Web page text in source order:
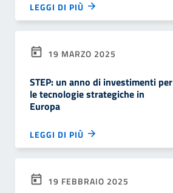
LEGGI DI PIÙ
19 MARZO 2025
STEP: un anno di investimenti per
le tecnologie strategiche in
Europa
LEGGI DI PIÙ
19 FEBBRAIO 2025